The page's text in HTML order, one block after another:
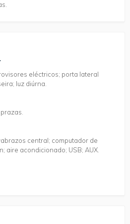
eléctricos; porta lateral
luz diúrna.
central; computador de
aire acondicionado; USB; AUX.